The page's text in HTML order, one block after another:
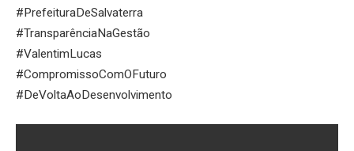
#PrefeituraDeSalvaterra
#TransparênciaNaGestão
#ValentimLucas
#CompromissoComOFuturo
#DeVoltaAoDesenvolvimento